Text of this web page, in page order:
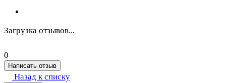
Загрузка отзывов...
0
Написать отзыв
Назад к списку